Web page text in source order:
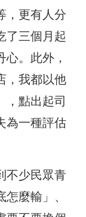
，更有人分
了三個月起
。此外，
，我都以他
，點出起司
為一種評估
不少民眾青
麼輸」、